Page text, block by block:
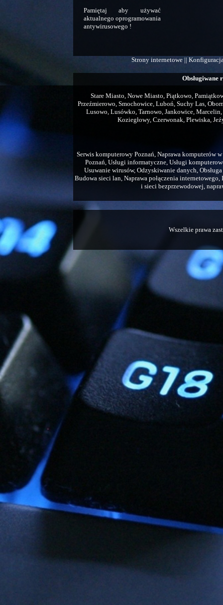
Pamiętaj aby używać
aktualnego oprogramowania
antywirusowego !
Strony internetowe ||
Obsługiwane
Stare Miasto, Nowe Miasto, Piątkowo,
Przeźmierowo, Smochowice, Luboń, Suchy Las,
Lusowo, Lusówko, Tarnowo, Jankowice,
Koziegłowy, Czerwonak, Plewiska,
Serwis komputerowy Poznań, Naprawa komputerów
Poznań, Usługi informatyczne, Usługi
Usuwanie wirusów, Odzyskiwanie danych,
Budowa sieci lan, Naprawa połączenia
i sieci bezprzewodowej,
Wszelkie prawa